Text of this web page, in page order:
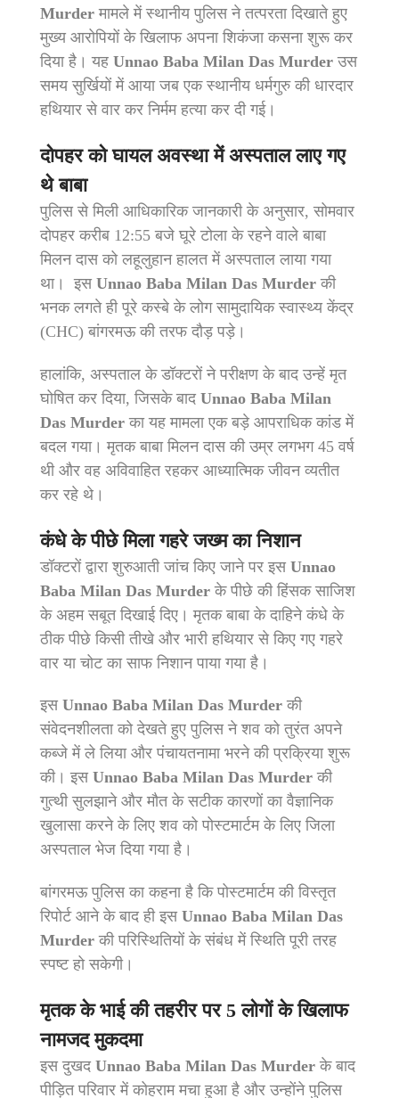
Murder मामले में स्थानीय पुलिस ने तत्परता दिखाते हुए
मुख्य आरोपियों के खिलाफ अपना शिकंजा कसना शुरू कर
दिया है। यह Unnao Baba Milan Das Murder उस
समय सुर्खियों में आया जब एक स्थानीय धर्मगुरु की धारदार
हथियार से वार कर निर्मम हत्या कर दी गई।
दोपहर को घायल अवस्था में अस्पताल लाए गए
थे बाबा
पुलिस से मिली आधिकारिक जानकारी के अनुसार, सोमवार
दोपहर करीब 12:55 बजे घूरे टोला के रहने वाले बाबा
मिलन दास को लहूलुहान हालत में अस्पताल लाया गया
था। इस Unnao Baba Milan Das Murder की
भनक लगते ही पूरे कस्बे के लोग सामुदायिक स्वास्थ्य केंद्र
(CHC) बांगरमऊ की तरफ दौड़ पड़े।
हालांकि, अस्पताल के डॉक्टरों ने परीक्षण के बाद उन्हें मृत
घोषित कर दिया, जिसके बाद Unnao Baba Milan
Das Murder का यह मामला एक बड़े आपराधिक कांड में
बदल गया। मृतक बाबा मिलन दास की उम्र लगभग 45 वर्ष
थी और वह अविवाहित रहकर आध्यात्मिक जीवन व्यतीत
कर रहे थे।
कंधे के पीछे मिला गहरे जख्म का निशान
डॉक्टरों द्वारा शुरुआती जांच किए जाने पर इस Unnao
Baba Milan Das Murder के पीछे की हिंसक साजिश
के अहम सबूत दिखाई दिए। मृतक बाबा के दाहिने कंधे के
ठीक पीछे किसी तीखे और भारी हथियार से किए गए गहरे
वार या चोट का साफ निशान पाया गया है।
इस Unnao Baba Milan Das Murder की
संवेदनशीलता को देखते हुए पुलिस ने शव को तुरंत अपने
कब्जे में ले लिया और पंचायतनामा भरने की प्रक्रिया शुरू
की। इस Unnao Baba Milan Das Murder की
गुत्थी सुलझाने और मौत के सटीक कारणों का वैज्ञानिक
खुलासा करने के लिए शव को पोस्टमार्टम के लिए जिला
अस्पताल भेज दिया गया है।
बांगरमऊ पुलिस का कहना है कि पोस्टमार्टम की विस्तृत
रिपोर्ट आने के बाद ही इस Unnao Baba Milan Das
Murder की परिस्थितियों के संबंध में स्थिति पूरी तरह
स्पष्ट हो सकेगी।
मृतक के भाई की तहरीर पर 5 लोगों के खिलाफ
नामजद मुकदमा
इस दुखद Unnao Baba Milan Das Murder के बाद
पीड़ित परिवार में कोहराम मचा हुआ है और उन्होंने पुलिस